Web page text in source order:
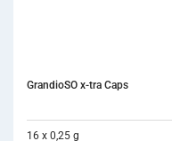
GrandioSO x-tra Caps
16 x 0,25 g